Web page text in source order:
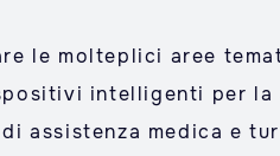
le molteplici aree
intelligenti per la
assistenza medica e